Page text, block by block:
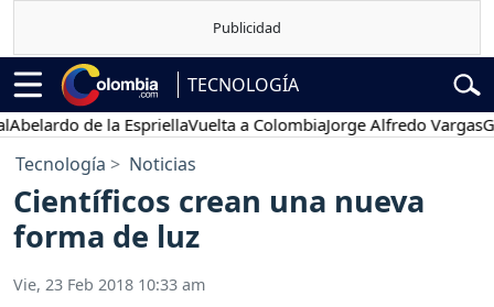
TECNOLOGÍA
de la EspriellaVuelta a ColombiaJorge Alfredo Vargas
Tecnología Noticias
Científicos crean una nueva
forma de luz
Vie, 23 Feb 2018 10:33 am